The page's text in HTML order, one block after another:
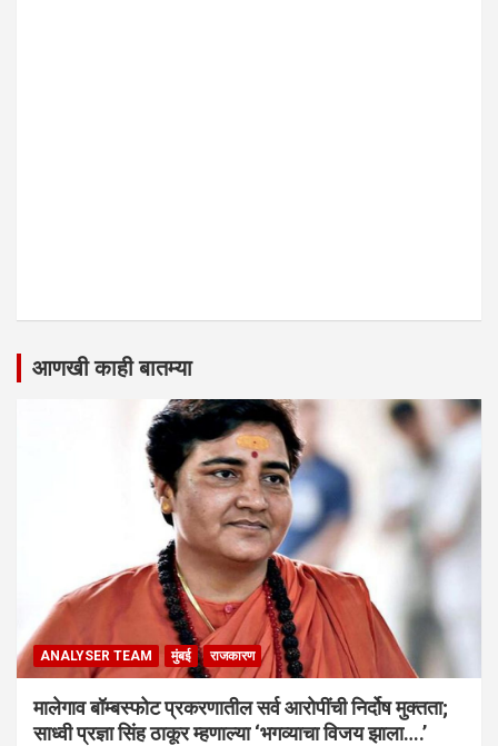
आणखी काही बातम्या
ANALYSER TEAM मुंबई राजकारण
मालेगाव बॉम्बस्फोट प्रकरणातील सर्व आरोपींची निर्दोष मुक्तता;
साध्वी प्रज्ञा सिंह ठाकूर म्हणाल्या ‘भगव्याचा विजय झाला….’